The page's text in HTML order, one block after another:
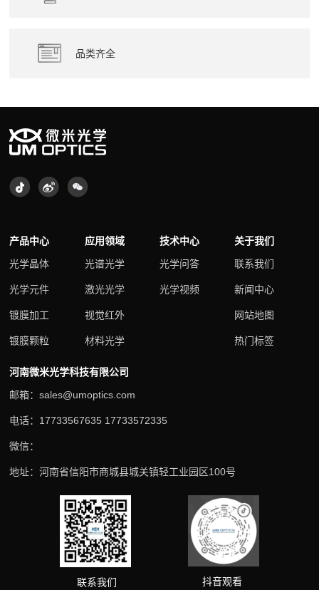
品类齐全
产品中心
光学晶体
光学元件
镀膜加工
镀膜颗粒
应用领域
光谱光学
激光光学
视觉红外
材料光学
技术中心
光学问答
光学视频
关于我们
联系我们
新闻中心
网站地图
热门标签
河南微米光学科技有限公司
邮箱：sales@umoptics.com
电话：17733567635 17733572335
微信：
地址：河南省信阳市商城县城关镇轻工业园区100号
联系我们 抖音观看